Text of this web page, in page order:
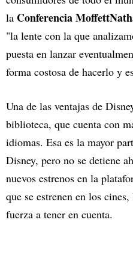
la Conferencia
"la lente con la que
puesta en lanzar
forma costosa de hacerlo y
Una de las ventajas de
biblioteca, que cuenta con
idiomas. Esa es la mayor
Disney, pero no se detiene
nuevos estrenos en la
que se estrenen en los
fuerza a tener en cuenta.